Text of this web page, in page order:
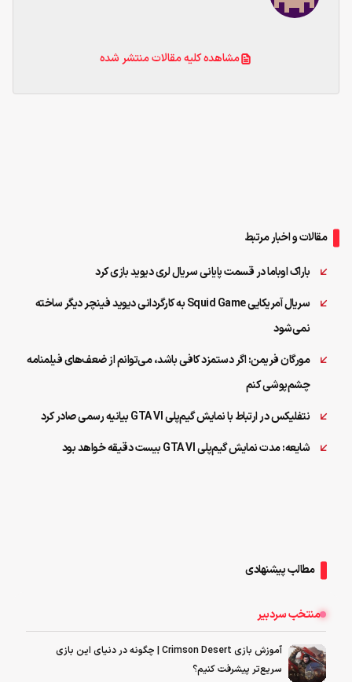
مشاهده کلیه مقالات منتشر شده
مقالات و اخبار مرتبط
باراک اوباما در قسمت پایانی سریال لری دیوید بازی کرد
سریال آمریکایی Squid Game به کارگردانی دیوید فینچر دیگر ساخته
نمی‌شود
مورگان فریمن: اگر دستمزد کافی باشد، می‌توانم از ضعف‌های فیلمنامه
چشم‌پوشی کنم
نتفلیکس در ارتباط با نمایش گیم‌پلی GTA VI بیانیه رسمی صادر کرد
شایعه:‌ مدت نمایش گیم‌پلی GTA VI بیست دقیقه خواهد بود
مطالب پیشنهادی
منتخب سردبیر
آموزش بازی Crimson Desert | چگونه در دنیای این بازی
سریع‌تر پیشرفت کنیم؟